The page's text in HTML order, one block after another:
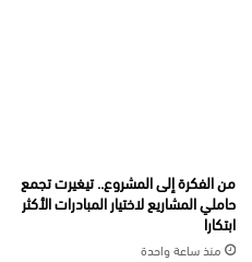
من الفكرة إلى المشروع.. تيغيرت تجمع
حاملي المشاريع لاختيار المبادرات الأكثر
ابتكارا
منذ ساعة واحدة